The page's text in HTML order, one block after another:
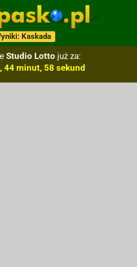
Kaskada
Studio Lotto już za:
44 minut, 57 sekund